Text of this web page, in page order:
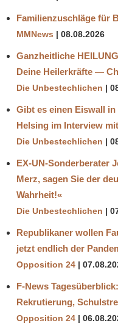
Familienzuschläge für
MMNews 08.08.2026
Ganzheitliche
Deine Heilerkräfte —
Die Unbestechlichen
Gibt es einen Eiswall
Helsing im Interview
Die Unbestechlichen
EX-UN-Sonderberater
Merz, sagen Sie der
Wahrheit!«
Die Unbestechlichen
Republikaner wollen
jetzt endlich der
Opposition 24
F-News
Rekrutierung,
Opposition 24